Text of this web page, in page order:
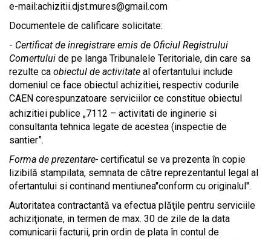
e-mail:achizitii.djst.mures@gmail.com
Documentele de calificare solicitate:
- Certificat de inregistrare emis de Oficiul Registrului
Comertului de pe langa Tribunalele Teritoriale, din care sa
rezulte ca obiectul de activitate al ofertantului include
domeniul ce face obiectul achizitiei, respectiv codurile
CAEN corespunzatoare serviciilor ce constitue obiectul
achizitiei publice „7112 – activitati de inginerie si
consultanta tehnica legate de acestea (inspectie de
santier”.
Forma de prezentare- certificatul se va prezenta în copie
lizibilă stampilata, semnata de către reprezentantul legal al
ofertantului si continand mentiunea"conform cu originalul".
Autoritatea contractantă va efectua plăţile pentru serviciile
achiziţionate, in termen de max. 30 de zile de la data
comunicarii facturii, prin ordin de plata în contul de